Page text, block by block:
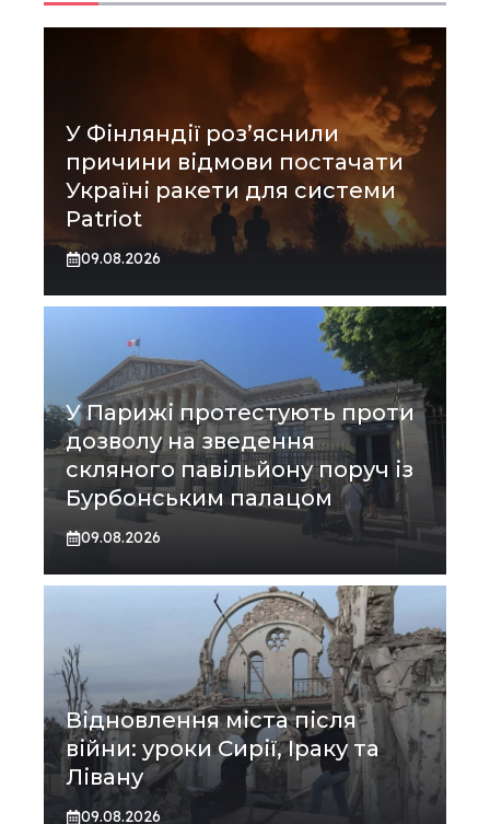
У Фінляндії роз’яснили
причини відмови постачати
Україні ракети для системи
Patriot
09.08.2026
У Парижі протестують проти
дозволу на зведення
скляного павільйону поруч із
Бурбонським палацом
09.08.2026
Відновлення міста після
війни: уроки Сирії, Іраку та
Лівану
09.08.2026